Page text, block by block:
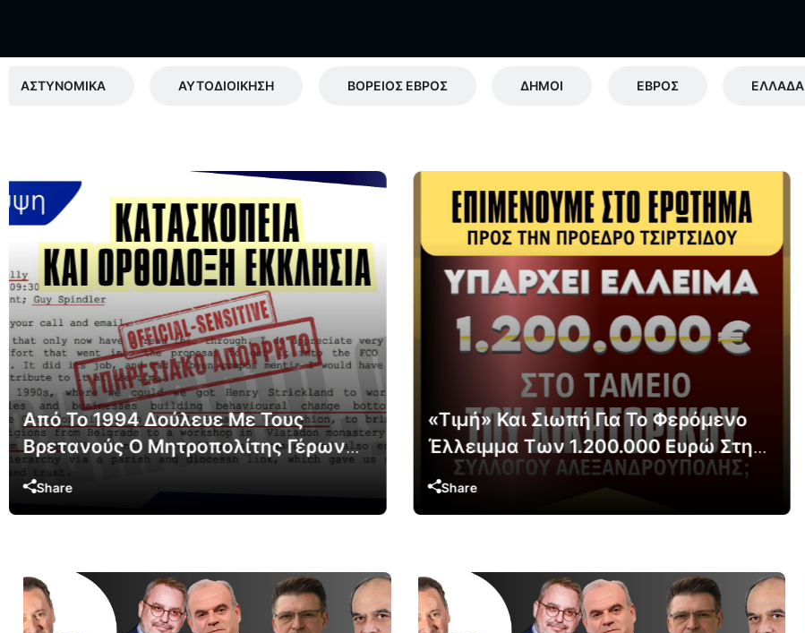
ΑΣΤΥΝΟΜΙΚΑ ΑΥΤΟΔΙΟΙΚΗΣΗ ΒΟΡΕΙΟΣ ΕΒΡΟΣ ΔΗΜΟΙ ΕΒΡΟΣ ΕΛΛΆΔΑ
Από Το 1994 Δούλευε Με Τους
Βρετανούς Ο Μητροπολίτης Γέρων
Χαλκηδόνος Για Βρετανική Επιρροή
Στη Σερβία
Share
«Τιμή» Και Σιωπή Για Το Φερόμενο
Έλλειμμα Των 1.200.000 Ευρώ Στην
Αλεξανδρούπολη
Share